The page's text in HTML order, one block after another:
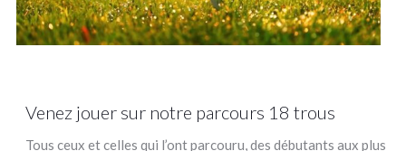
Venez jouer sur notre parcours 18 trous
Tous ceux et celles qui l’ont parcouru, des débutants aux plus